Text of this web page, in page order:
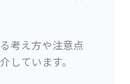
考え方や注意点
しています。